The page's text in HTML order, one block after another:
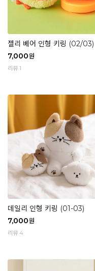
젤리 베어 인형 키링 (02/03)
7,000원
리뷰 1
데일리 인형 키링 (01-03)
7,000원
리뷰 4